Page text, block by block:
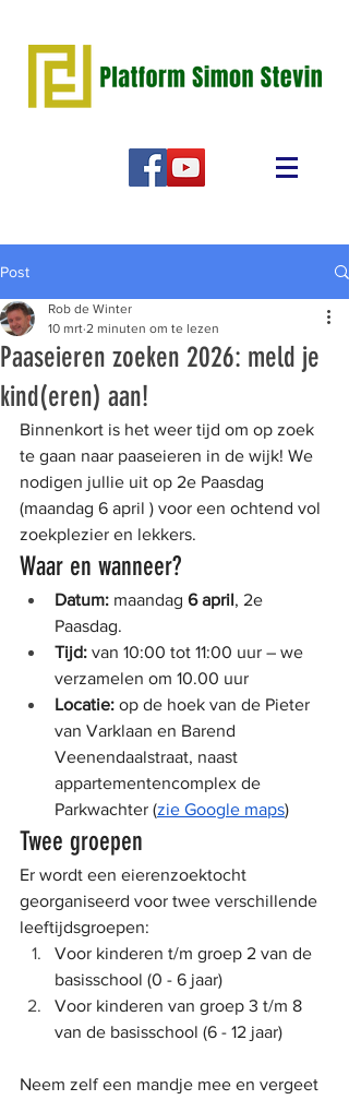
Post
Paaseieren zoeken 2026: meld je
kind(eren) aan!
Rob de Winter
10 mrt 2 minuten om te lezen
Binnenkort is het weer tijd om op zoek
te gaan naar paaseieren in de wijk! We
nodigen jullie uit op 2e Paasdag
(maandag 6 april ) voor een ochtend vol
zoekplezier en lekkers.
Waar en wanneer?
Datum: maandag 6 april, 2e
Paasdag.
Tijd: van 10:00 tot 11:00 uur – we
verzamelen om 10.00 uur
Locatie: op de hoek van de Pieter
van Varklaan en Barend
Veenendaalstraat, naast
appartementencomplex de
Parkwachter (zie Google maps)
Twee groepen
Er wordt een eierenzoektocht
georganiseerd voor twee verschillende
leeftijdsgroepen:
Voor kinderen t/m groep 2 van de
basisschool (0 - 6 jaar)
Voor kinderen van groep 3 t/m 8
van de basisschool (6 - 12 jaar)
Neem zelf een mandje mee en vergeet